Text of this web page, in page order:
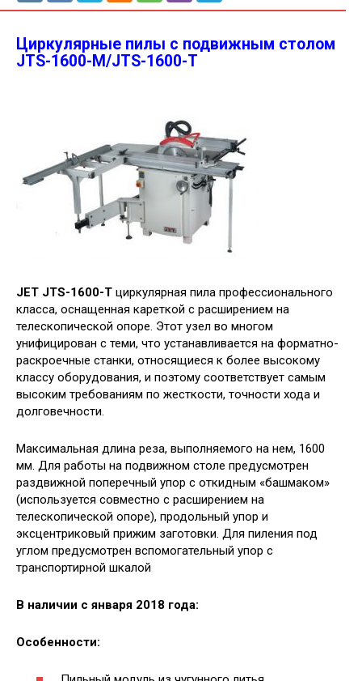
Циркулярные пилы с подвижным столом
JTS-1600-M/JTS-1600-T
JET JTS-1600-Т циркулярная пила профессионального
класса, оснащенная кареткой с расширением на
телескопической опоре. Этот узел во многом
унифицирован с теми, что устанавливается на форматно-
раскроечные станки, относящиеся к более высокому
классу оборудования, и поэтому соответствует самым
высоким требованиям по жесткости, точности хода и
долговечности.
Максимальная длина реза, выполняемого на нем, 1600
мм. Для работы на подвижном столе предусмотрен
раздвижной поперечный упор с откидным «башмаком»
(используется совместно с расширением на
телескопической опоре), продольный упор и
эксцентриковый прижим заготовки. Для пиления под
углом предусмотрен вспомогательный упор с
транспортирной шкалой
В наличии с января 2018 года:
Особенности: